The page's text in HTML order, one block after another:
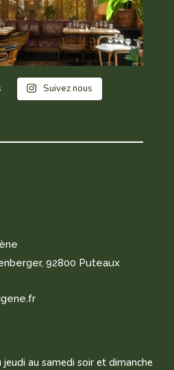
Suivez nous
92800 Puteaux
au samedi soir et dimanche